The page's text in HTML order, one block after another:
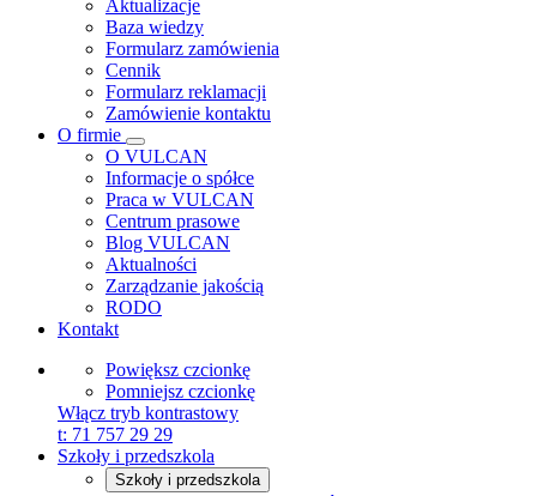
Aktualizacje
Baza wiedzy
Formularz zamówienia
Cennik
Formularz reklamacji
Zamówienie kontaktu
O firmie
O VULCAN
Informacje o spółce
Praca w VULCAN
Centrum prasowe
Blog VULCAN
Aktualności
Zarządzanie jakością
RODO
Kontakt
Powiększ czcionkę
Pomniejsz czcionkę
Włącz tryb kontrastowy
t: 71 757 29 29
Szkoły i przedszkola
Szkoły i przedszkola